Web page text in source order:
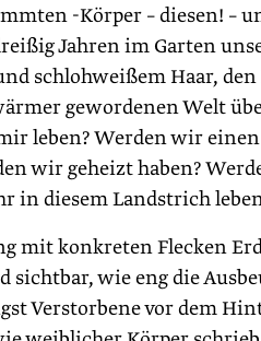
-Körper – diesen! –
Jahren im Garten
schlohweißem Haar,
gewordenen Welt
leben? Werden wir
wir geheizt haben?
in diesem Landstrich
mit konkreten Flecken
sichtbar, wie eng die
Verstorbene vor dem